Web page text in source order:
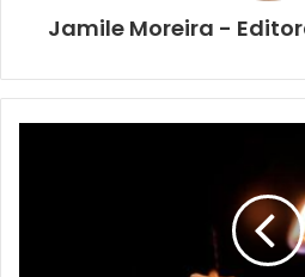
Jamile Moreira -